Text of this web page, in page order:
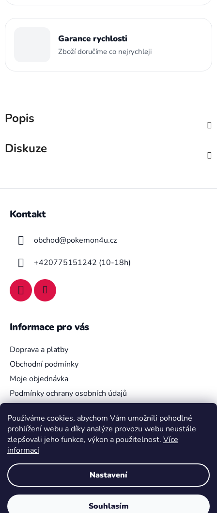
Používáme cookies, abychom Vám umožnili pohodlné
prohlížení webu a díky analýze provozu webu neustále
zlepšovali jeho funkce, výkon a použitelnost. Více
informací
Nastavení
Souhlasím
Garance rychlosti
Zboží doručíme co nejrychleji
Popis
Diskuze
Kontakt
obchod@pokemon4u.cz
+420775151242 (10-18h)
Informace pro vás
Doprava a platby
Obchodní podmínky
Moje objednávka
Podmínky ochrany osobních údajů
Vyhledávání
HLEDAT
Vytvořil Shoptet